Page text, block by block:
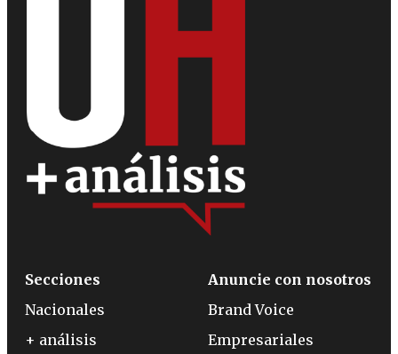
Secciones
Nacionales
+ análisis
Anuncie con nosotros
Brand Voice
Empresariales